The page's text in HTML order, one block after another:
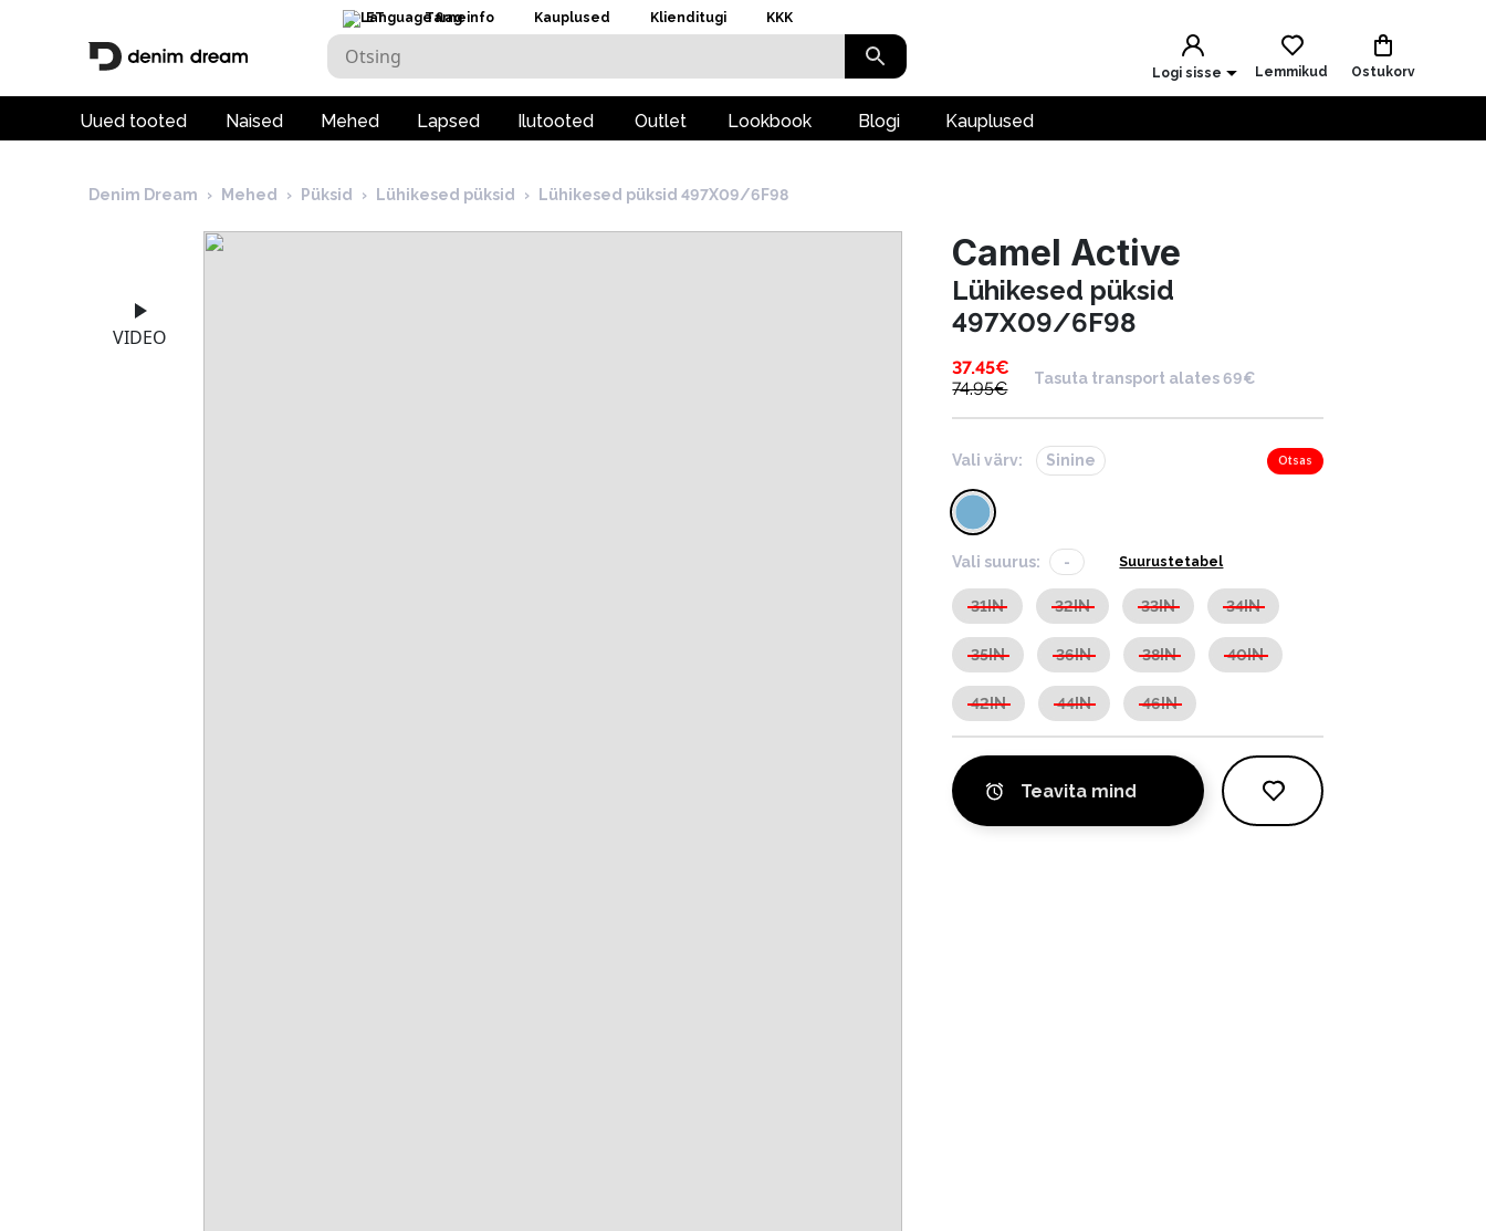
ET Tarneinfo Kauplused Klienditugi KKK
Logi sisse Lemmikud Ostukorv
Uued tooted Naised Mehed Lapsed Ilutooted Outlet Lookbook Blogi Kauplused
Denim Dream › Mehed › Püksid › Lühikesed püksid › Lühikesed püksid 497X09/6F98
VIDEO
Camel Active
Lühikesed püksid
497X09/6F98
37.45€
74.95€
Tasuta transport alates 69€
Vali värv: Sinine Otsas
Vali suurus: - Suurustetabel
31IN 32IN 33IN 34IN
35IN 36IN 38IN 40IN
42IN 44IN 46IN
Teavita mind